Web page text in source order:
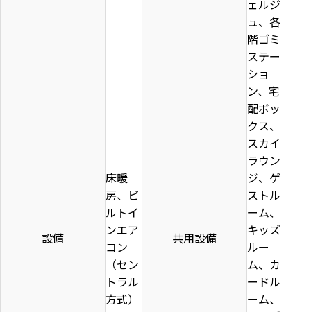
設備
床暖
房、ビ
ルトイ
ンエア
コン
（セン
トラル
方式）
共用設備
ェルジ
ュ、各
階ゴミ
ステー
ショ
ン、宅
配ボッ
クス、
スカイ
ラウン
ジ、ゲ
ストル
ーム、
キッズ
ルー
ム、カ
ードル
ーム、